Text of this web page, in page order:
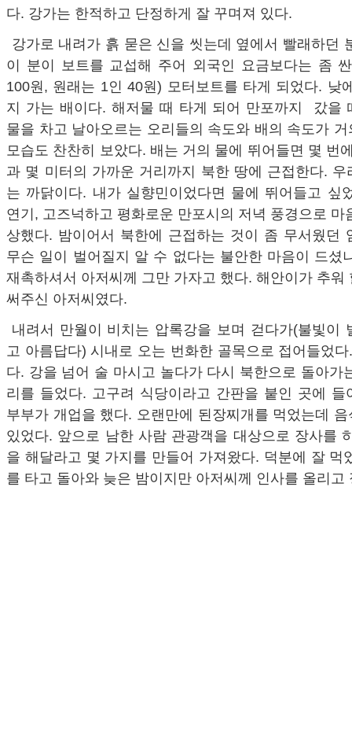
다. 강가는 한적하고 단정하게 잘 꾸며져 있다.
강가로 내려가 흙 묻은 신을 씻는데 옆에서 빨래하던
이 분이 보트를 교섭해 주어 외국인 요금보다는 좀
100원, 원래는 1인 40원) 모터보트를 타게 되었다. 낮
지 가는 배이다. 해저물 때 타게 되어 만포까지 갔을
물을 차고 날아오르는 오리들의 속도와 배의 속도가
모습도 찬찬히 보았다. 배는 거의 물에 뛰어들면 몇 번
과 몇 미터의 가까운 거리까지 북한 땅에 근접한다. 우
는 까닭이다. 내가 실향민이었다면 물에 뛰어들고 싶
연기, 고즈넉하고 평화로운 만포시의 저녁 풍경으로 마
상했다. 밤이어서 북한에 근접하는 것이 좀 무서웠던
무슨 일이 벌어질지 알 수 없다는 불안한 마음이 드셨
재촉하셔서 아저씨께 그만 가자고 했다. 해안이가 추워
써주신 아저씨였다.
내려서 만월이 비치는 압록강을 보며 걷다가(불빛이
고 아름답다) 시내로 오는 번화한 골목으로 접어들었
다. 강을 넘어 술 마시고 놀다가 다시 북한으로 돌아가
리를 들었다. 고구려 식당이라고 간판을 붙인 곳에 들
부부가 개업을 했다. 오랜만에 된장찌개를 먹었는데
있었다. 앞으로 남한 사람 관광객을 대상으로 장사를
을 해달라고 몇 가지를 만들어 가져왔다. 덕분에 잘 먹
를 타고 돌아와 늦은 밤이지만 아저씨께 인사를 올리